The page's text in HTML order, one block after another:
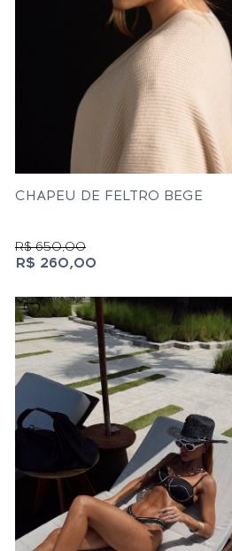
CHAPEU DE FELTRO BEGE
R$ 650,00
R$ 260,00